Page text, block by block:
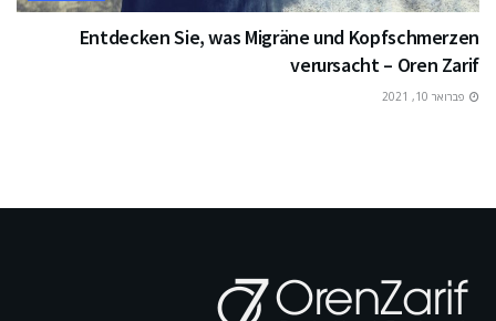
Entdecken Sie, was Migräne und Kopfschmerzen
verursacht – Oren Zarif
פברואר 10, 2021